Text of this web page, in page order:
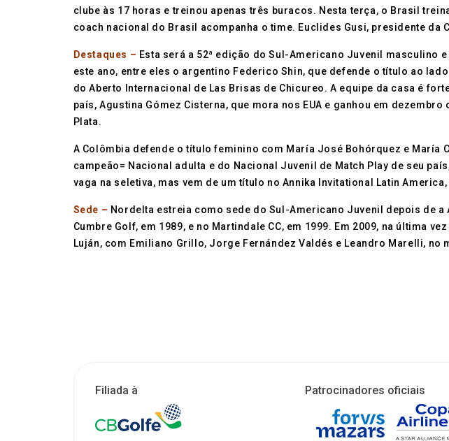
clube às 17 horas e treinou apenas três buracos. Nesta terça, o Brasil
coach nacional do Brasil acompanha o time. Euclides Gusi, presidente
Destaques – Esta será a 52ª edição do Sul-Americano Juvenil masculino
este ano, entre eles o argentino Federico Shin, que defende o título ao
do Aberto Internacional de Las Brisas de Chicureo. A equipe da casa é
país, Agustina Gómez Cisterna, que mora nos EUA e ganhou em
Plata.
A Colômbia defende o título feminino com María José Bohórquez e María
campeão= Nacional adulta e do Nacional Juvenil de Match Play de seu
vaga na seletiva, mas vem de um título no Annika Invitational Latin
Sede – Nordelta estreia como sede do Sul-Americano Juvenil depois de a
Cumbre Golf, em 1989, e no Martindale CC, em 1999. Em 2009, na última
Luján, com Emiliano Grillo, Jorge Fernández Valdés e Leandro Marelli,
Filiada à Patrocinadores oficiais